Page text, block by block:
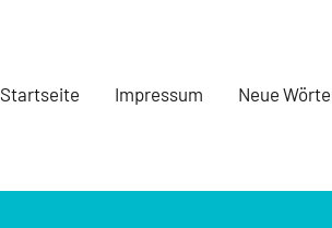
Startseite Impressum Neue